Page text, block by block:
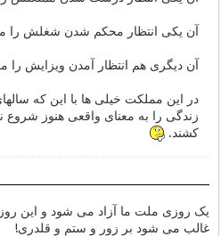
آن یکی انتظار محکم شدن شغلش را
آن دیگری هم انتظار آمدن ویزایش
در این مملکت خیلی ها با این که
زندگی را به معنای واقعی هنوز شروع
کشند.
یک روزی ملت ما آزاد می شود و این
غالب می شود بر زور و ستم و قلدری!